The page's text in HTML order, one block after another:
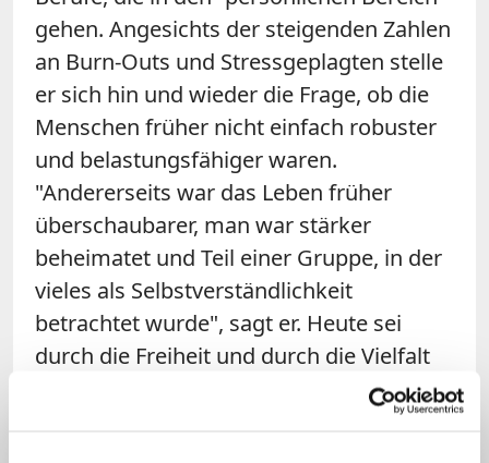
gehen. Angesichts der steigenden Zahlen
an Burn-Outs und Stressgeplagten stelle
er sich hin und wieder die Frage, ob die
Menschen früher nicht einfach robuster
und belastungsfähiger waren.
"Andererseits war das Leben früher
überschaubarer, man war stärker
beheimatet und Teil einer Gruppe, in der
vieles als Selbstverständlichkeit
betrachtet wurde", sagt er. Heute sei
durch die Freiheit und durch die Vielfalt
auch ein viel größerer Druck da, alles